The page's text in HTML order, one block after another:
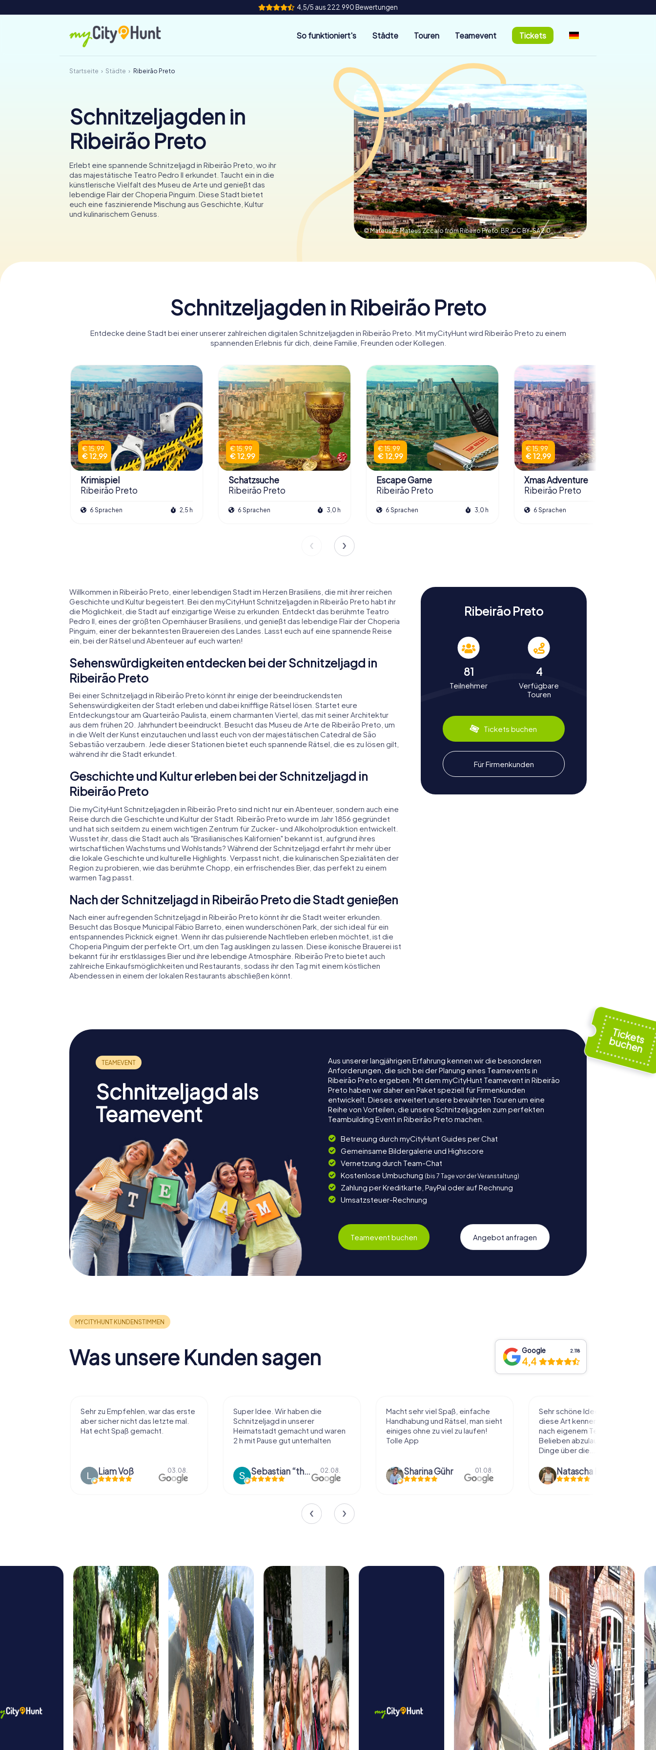
4,5/5 aus 222.990 Bewertungen
So funktioniert's Städte Touren Teamevent Tickets
Startseite Städte Ribeirão Preto
Schnitzeljagden in
Ribeirão Preto
Erlebt eine spannende Schnitzeljagd in Ribeirão Preto, wo ihr
das majestätische Teatro Pedro II erkundet. Taucht ein in die
künstlerische Vielfalt des Museu de Arte und genießt das
lebendige Flair der Choperia Pinguim. Diese Stadt bietet
euch eine faszinierende Mischung aus Geschichte, Kultur
und kulinarischem Genuss.
© MateusZF Mateus Zccaro from Ribeiro Preto, BR,CC BY-SA 2.0
Schnitzeljagden in Ribeirão Preto
Entdecke deine Stadt bei einer unserer zahlreichen digitalen Schnitzeljagden in Ribeirão Preto. Mit myCityHunt wird Ribeirão Preto zu einem
spannenden Erlebnis für dich, deine Familie, Freunden oder Kollegen.
€ 15,99
€ 12,99
Krimispiel
Ribeirão Preto
6 Sprachen 2,5 h
€ 15,99
€ 12,99
Schatzsuche
Ribeirão Preto
6 Sprachen 3,0 h
€ 15,99
€ 12,99
Escape Game
Ribeirão Preto
6 Sprachen 3,0 h
€ 15,99
€ 12,99
Xmas Adventure
Ribeirão Preto
6 Sprachen
Willkommen in Ribeirão Preto, einer lebendigen Stadt im Herzen Brasiliens, die mit ihrer reichen
Geschichte und Kultur begeistert. Bei den myCityHunt Schnitzeljagden in Ribeirão Preto habt ihr
die Möglichkeit, die Stadt auf einzigartige Weise zu erkunden. Entdeckt das berühmte Teatro
Pedro II, eines der größten Opernhäuser Brasiliens, und genießt das lebendige Flair der Choperia
Pinguim, einer der bekanntesten Brauereien des Landes. Lasst euch auf eine spannende Reise
ein, bei der Rätsel und Abenteuer auf euch warten!
Sehenswürdigkeiten entdecken bei der Schnitzeljagd in
Ribeirão Preto
Bei einer Schnitzeljagd in Ribeirão Preto könnt ihr einige der beeindruckendsten
Sehenswürdigkeiten der Stadt erleben und dabei knifflige Rätsel lösen. Startet eure
Entdeckungstour am Quarteirão Paulista, einem charmanten Viertel, das mit seiner Architektur
aus dem frühen 20. Jahrhundert beeindruckt. Besucht das Museu de Arte de Ribeirão Preto, um
in die Welt der Kunst einzutauchen und lasst euch von der majestätischen Catedral de São
Sebastião verzaubern. Jede dieser Stationen bietet euch spannende Rätsel, die es zu lösen gilt,
während ihr die Stadt erkundet.
Geschichte und Kultur erleben bei der Schnitzeljagd in
Ribeirão Preto
Die myCityHunt Schnitzeljagden in Ribeirão Preto sind nicht nur ein Abenteuer, sondern auch eine
Reise durch die Geschichte und Kultur der Stadt. Ribeirão Preto wurde im Jahr 1856 gegründet
und hat sich seitdem zu einem wichtigen Zentrum für Zucker- und Alkoholproduktion entwickelt.
Wusstet ihr, dass die Stadt auch als "Brasilianisches Kalifornien" bekannt ist, aufgrund ihres
wirtschaftlichen Wachstums und Wohlstands? Während der Schnitzeljagd erfahrt ihr mehr über
die lokale Geschichte und kulturelle Highlights. Verpasst nicht, die kulinarischen Spezialitäten der
Region zu probieren, wie das berühmte Chopp, ein erfrischendes Bier, das perfekt zu einem
warmen Tag passt.
Nach der Schnitzeljagd in Ribeirão Preto die Stadt genießen
Nach einer aufregenden Schnitzeljagd in Ribeirão Preto könnt ihr die Stadt weiter erkunden.
Besucht das Bosque Municipal Fábio Barreto, einen wunderschönen Park, der sich ideal für ein
entspannendes Picknick eignet. Wenn ihr das pulsierende Nachtleben erleben möchtet, ist die
Choperia Pinguim der perfekte Ort, um den Tag ausklingen zu lassen. Diese ikonische Brauerei ist
bekannt für ihr erstklassiges Bier und ihre lebendige Atmosphäre. Ribeirão Preto bietet auch
zahlreiche Einkaufsmöglichkeiten und Restaurants, sodass ihr den Tag mit einem köstlichen
Abendessen in einem der lokalen Restaurants abschließen könnt.
Ribeirão Preto
81
Teilnehmer
4
Verfügbare
Touren
Tickets buchen
Für Firmenkunden
Schnitzeljagd als
Teamevent
Aus unserer langjährigen Erfahrung kennen wir die besonderen
Anforderungen, die sich bei der Planung eines Teamevents in
Ribeirão Preto ergeben. Mit dem myCityHunt Teamevent in Ribeirão
Preto haben wir daher ein Paket speziell für Firmenkunden
entwickelt. Dieses erweitert unsere bewährten Touren um eine
Reihe von Vorteilen, die unsere Schnitzeljagden zum perfekten
Teambuilding Event in Ribeirão Preto machen.
Betreuung durch myCityHunt Guides per Chat
Gemeinsame Bildergalerie und Highscore
Vernetzung durch Team-Chat
Kostenlose Umbuchung (bis 7 Tage vor der Veranstaltung)
Zahlung per Kreditkarte, PayPal oder auf Rechnung
Umsatzsteuer-Rechnung
Teamevent buchen Angebot anfragen
Was unsere Kunden sagen Google 2.118
4,4
Sehr zu Empfehlen, war das erste
aber sicher nicht das letzte mal.
Hat echt Spaß gemacht.
Liam Voß 03.08.
Super Idee. Wir haben die
Schnitzeljagd in unserer
Heimatstadt gemacht und waren
2 h mit Pause gut unterhalten
Sebastian “the sleeping Boxer Dog” Röhner 02.08.
Macht sehr viel Spaß, einfache
Handhabung und Rätsel, man sieht
einiges ohne zu viel zu laufen!
Tolle App
Sharina Gühr 01.08.
Sehr schöne Idee die Stadt auf
diese Art kennenzulernen. Alles
nach eigenem Tempo und
Belieben abzulaufen und dabei
Dinge über die...